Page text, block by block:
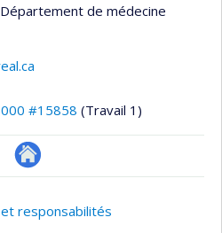
de médecine
#15858 (Travail 1)
Autre
web
responsabilités